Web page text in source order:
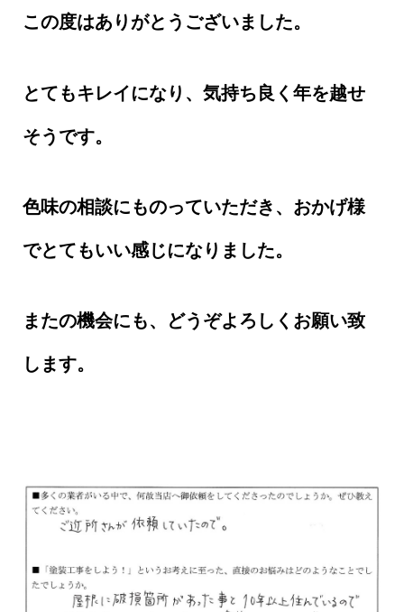
この度はありがとうございました。
とてもキレイになり、気持ち良く年を越せ
そうです。
色味の相談にものっていただき、おかげ様
でとてもいい感じになりました。
またの機会にも、どうぞよろしくお願い致
します。